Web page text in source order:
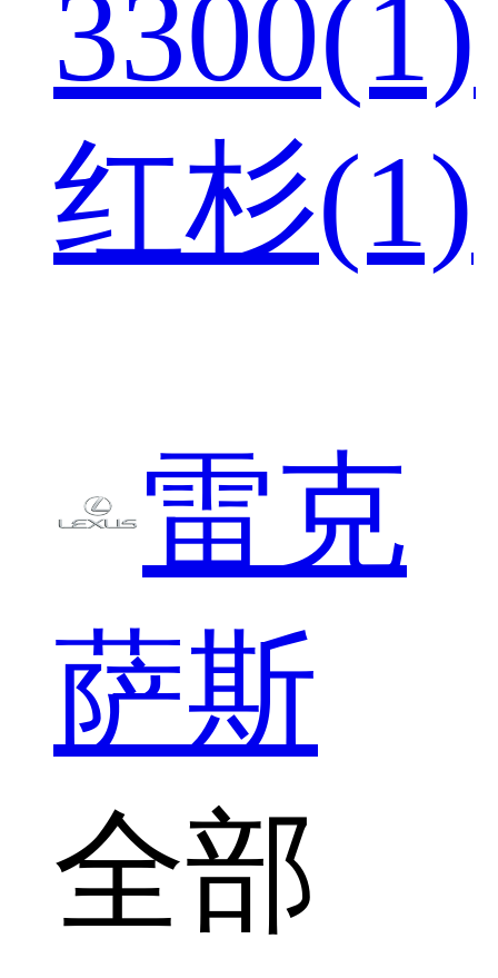
3300(1)
红杉(1)
雷克
萨斯
全部